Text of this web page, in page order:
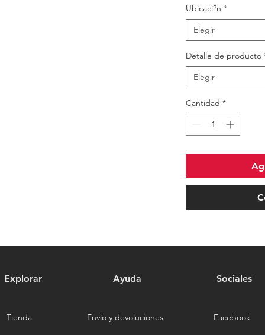
Ubicaci?n *
Elegir
Detalle de producto
Elegir
Cantidad *
Explorar Ayuda Sociales
Tienda Envío y devoluciones Facebook